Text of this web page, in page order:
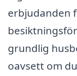
erbjudanden
grundlig
oavsett om